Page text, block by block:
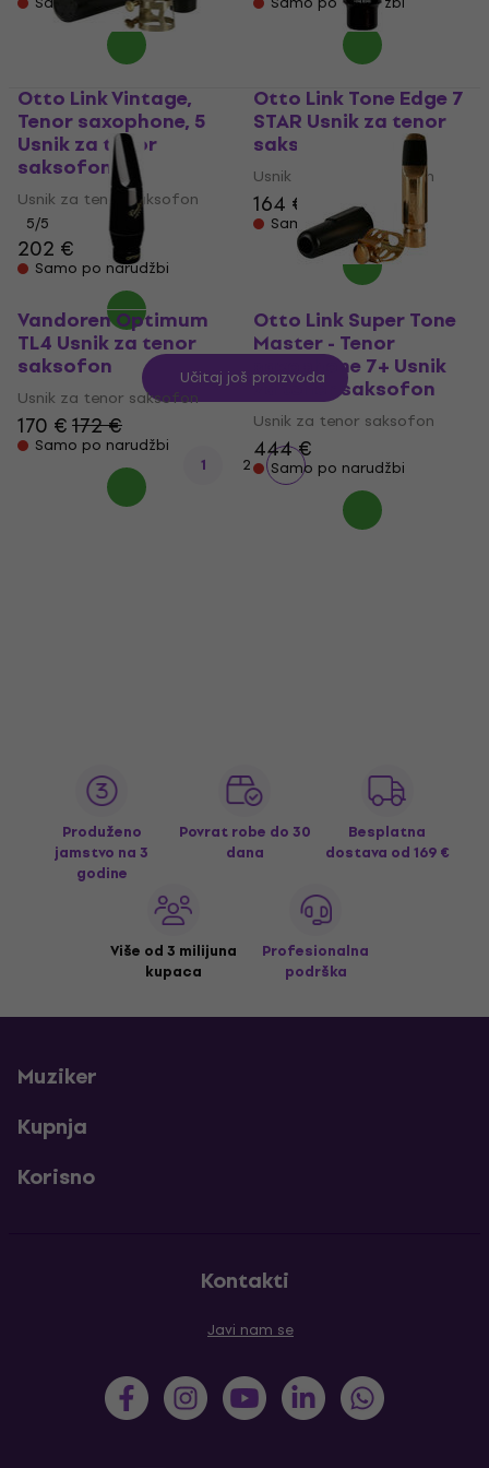
Otto Link Vintage,
Tenor saxophone, 5
Usnik za tenor
saksofon
Usnik za tenor saksofon
5/5
202 €
Samo po narudžbi
Otto Link Tone Edge 7
STAR Usnik za tenor
saksofon
Usnik za tenor saksofon
164 €
Samo po narudžbi
Vandoren Optimum
TL4 Usnik za tenor
saksofon
Usnik za tenor saksofon
170 €172 €
Samo po narudžbi
Otto Link Super Tone
Master - Tenor
saxophone 7+ Usnik
za tenor saksofon
Usnik za tenor saksofon
444 €
Samo po narudžbi
Učitaj još proizvoda
1 2
Produženo
jamstvo na 3
godine
Povrat robe do 30
dana
Besplatna
dostava od 169 €
Više od 3 milijuna
kupaca
Profesionalna
podrška
Muziker
Kupnja
Korisno
Kontakti
Javi nam se